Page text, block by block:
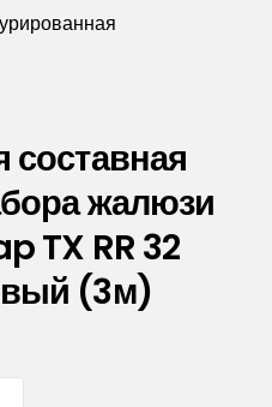
составная
жалюзи
TX RR 32
(3м)